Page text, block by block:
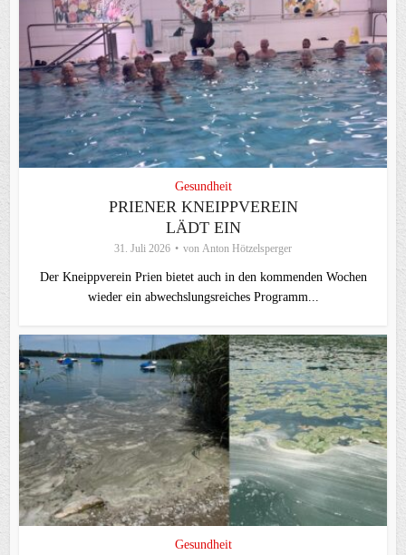
Gesundheit
PRIENER KNEIPPVEREIN
LÄDT EIN
31. Juli 2026 von Anton Hötzelsperger
Der Kneippverein Prien bietet auch in den kommenden Wochen
wieder ein abwechslungsreiches Programm...
Gesundheit